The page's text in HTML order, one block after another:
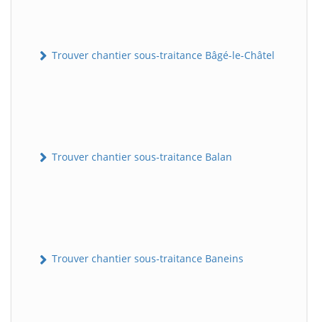
Trouver chantier sous-traitance Bâgé-le-Châtel
Trouver chantier sous-traitance Balan
Trouver chantier sous-traitance Baneins